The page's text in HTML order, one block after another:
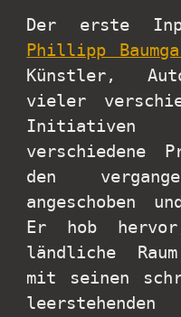
Der erste
Phillipp
Künstler,
vieler
Initiativen
den
angeschoben
Er hob
ländliche
mit seinen
leerstehenden